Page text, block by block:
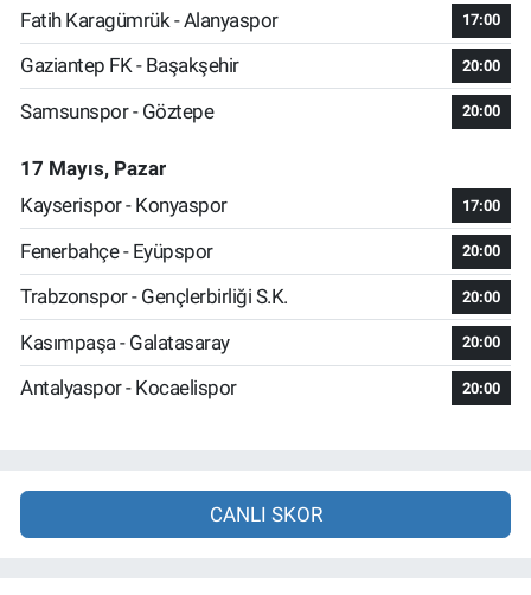
Fatih Karagümrük - Alanyaspor
17:00
Gaziantep FK - Başakşehir 20:00
Samsunspor - Göztepe 20:00
17 Mayıs, Pazar
Kayserispor - Konyaspor
17:00
Fenerbahçe - Eyüpspor 20:00
Trabzonspor - Gençlerbirliği S.K. 20:00
Kasımpaşa - Galatasaray 20:00
Antalyaspor - Kocaelispor 20:00
CANLI SKOR